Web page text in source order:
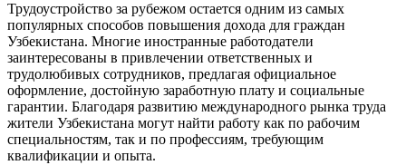
Трудоустройство за рубежом остается одним из самых
популярных способов повышения дохода для граждан
Узбекистана. Многие иностранные работодатели
заинтересованы в привлечении ответственных и
трудолюбивых сотрудников, предлагая официальное
оформление, достойную заработную плату и социальные
гарантии. Благодаря развитию международного рынка труда
жители Узбекистана могут найти работу как по рабочим
специальностям, так и по профессиям, требующим
квалификации и опыта.